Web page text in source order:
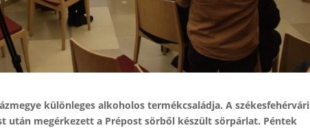
különleges alkoholos termékcsaládja. A székesfehérvári
után megérkezett a Prépost sörből készült sörpárlat. Péntek